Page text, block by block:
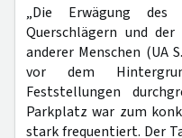
„Die Erwägung
Querschlägern und
anderer Menschen (UA
vor dem
Feststellungen
Parkplatz war zum
stark frequentiert. Der